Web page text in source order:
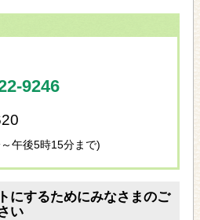
9246
午後5時15分まで)
にするためにみなさまのご
い